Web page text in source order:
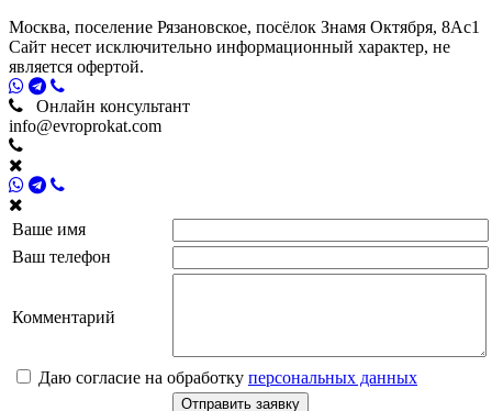
Москва, поселение Рязановское, посёлок Знамя Октября, 8Ас1
Сайт несет исключительно информационный характер, не
является офертой.
Онлайн консультант
info@evroprokat.com
Ваше имя
Ваш телефон
Комментарий
Даю согласие на обработку персональных данных